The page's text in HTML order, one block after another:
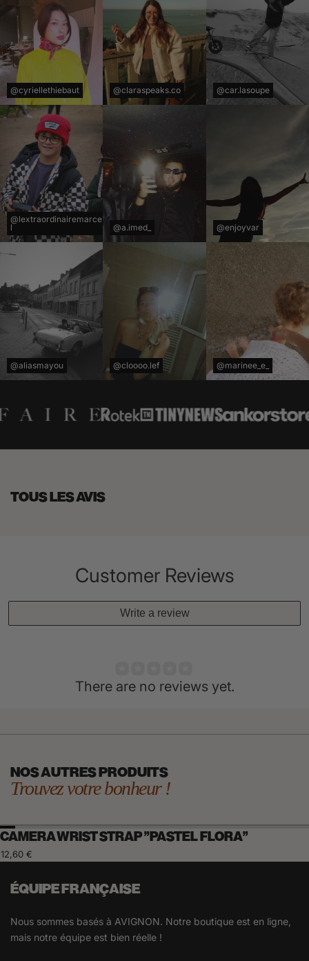
@cyriellethiebaut @claraspeaks.co @car.lasoupe
@lextraordinairemarce
l
@a.imed_ @enjoyvar
@aliasmayou @cloooo.lef @marinee_e_
TOUS LES AVIS
Customer Reviews
Write a review
There are no reviews yet.
NOS AUTRES PRODUITS
Trouvez votre bonheur !
CAMERA WRIST STRAP "PASTEL FLORA"
12,60 €
ÉQUIPE FRANÇAISE
Nous sommes basés à AVIGNON. Notre boutique est en ligne,
mais notre équipe est bien réelle !